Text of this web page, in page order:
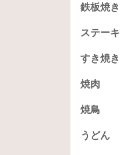
鉄板焼き
ステーキ
すき焼き
焼肉
焼鳥
うどん